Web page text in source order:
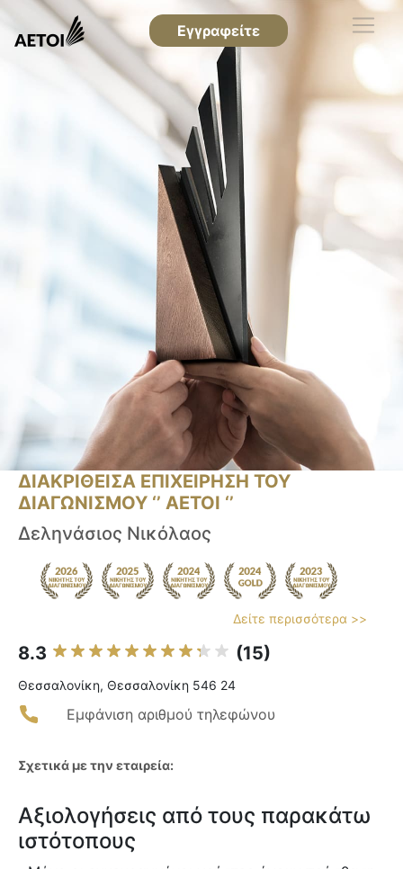
Εγγραφείτε
ΔΙΑΚΡΙΘΕΙΣΑ ΕΠΙΧΕΙΡΗΣΗ ΤΟΥ
ΔΙΑΓΩΝΙΣΜΟΥ ‘’ ΑΕΤΟΙ ‘’
Δεληνάσιος Νικόλαος
Δείτε περισσότερα >>
8.3 (15)
Θεσσαλονίκη, Θεσσαλονίκη 546 24
Εμφάνιση αριθμού τηλεφώνου
Σχετικά με την εταιρεία:
Αξιολογήσεις από τους παρακάτω
ιστότοπους